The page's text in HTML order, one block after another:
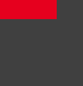
up?
doors?